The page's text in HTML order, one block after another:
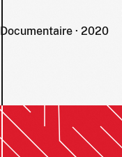
Documentaire · 2020